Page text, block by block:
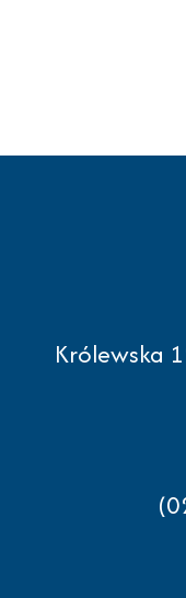
Królewska